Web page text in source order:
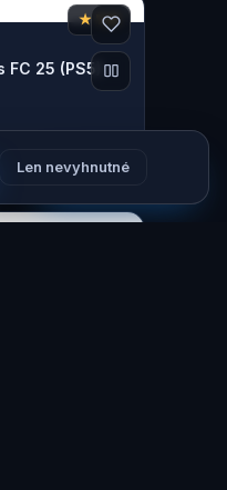
Len nevyhnutné
★ 7,6
FC 25 (PS5)
AI Game Guru